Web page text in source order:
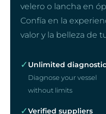
velero o lancha en
Confía en la
valor y la belleza de
✓ Unlimited
Diagnose your vessel
without limits
✓Verified suppliers